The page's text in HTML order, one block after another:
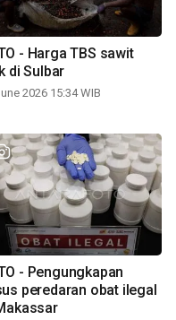
- Harga TBS sawit
di Sulbar
2026 15:34 WIB
- Pengungkapan
peredaran obat ilegal